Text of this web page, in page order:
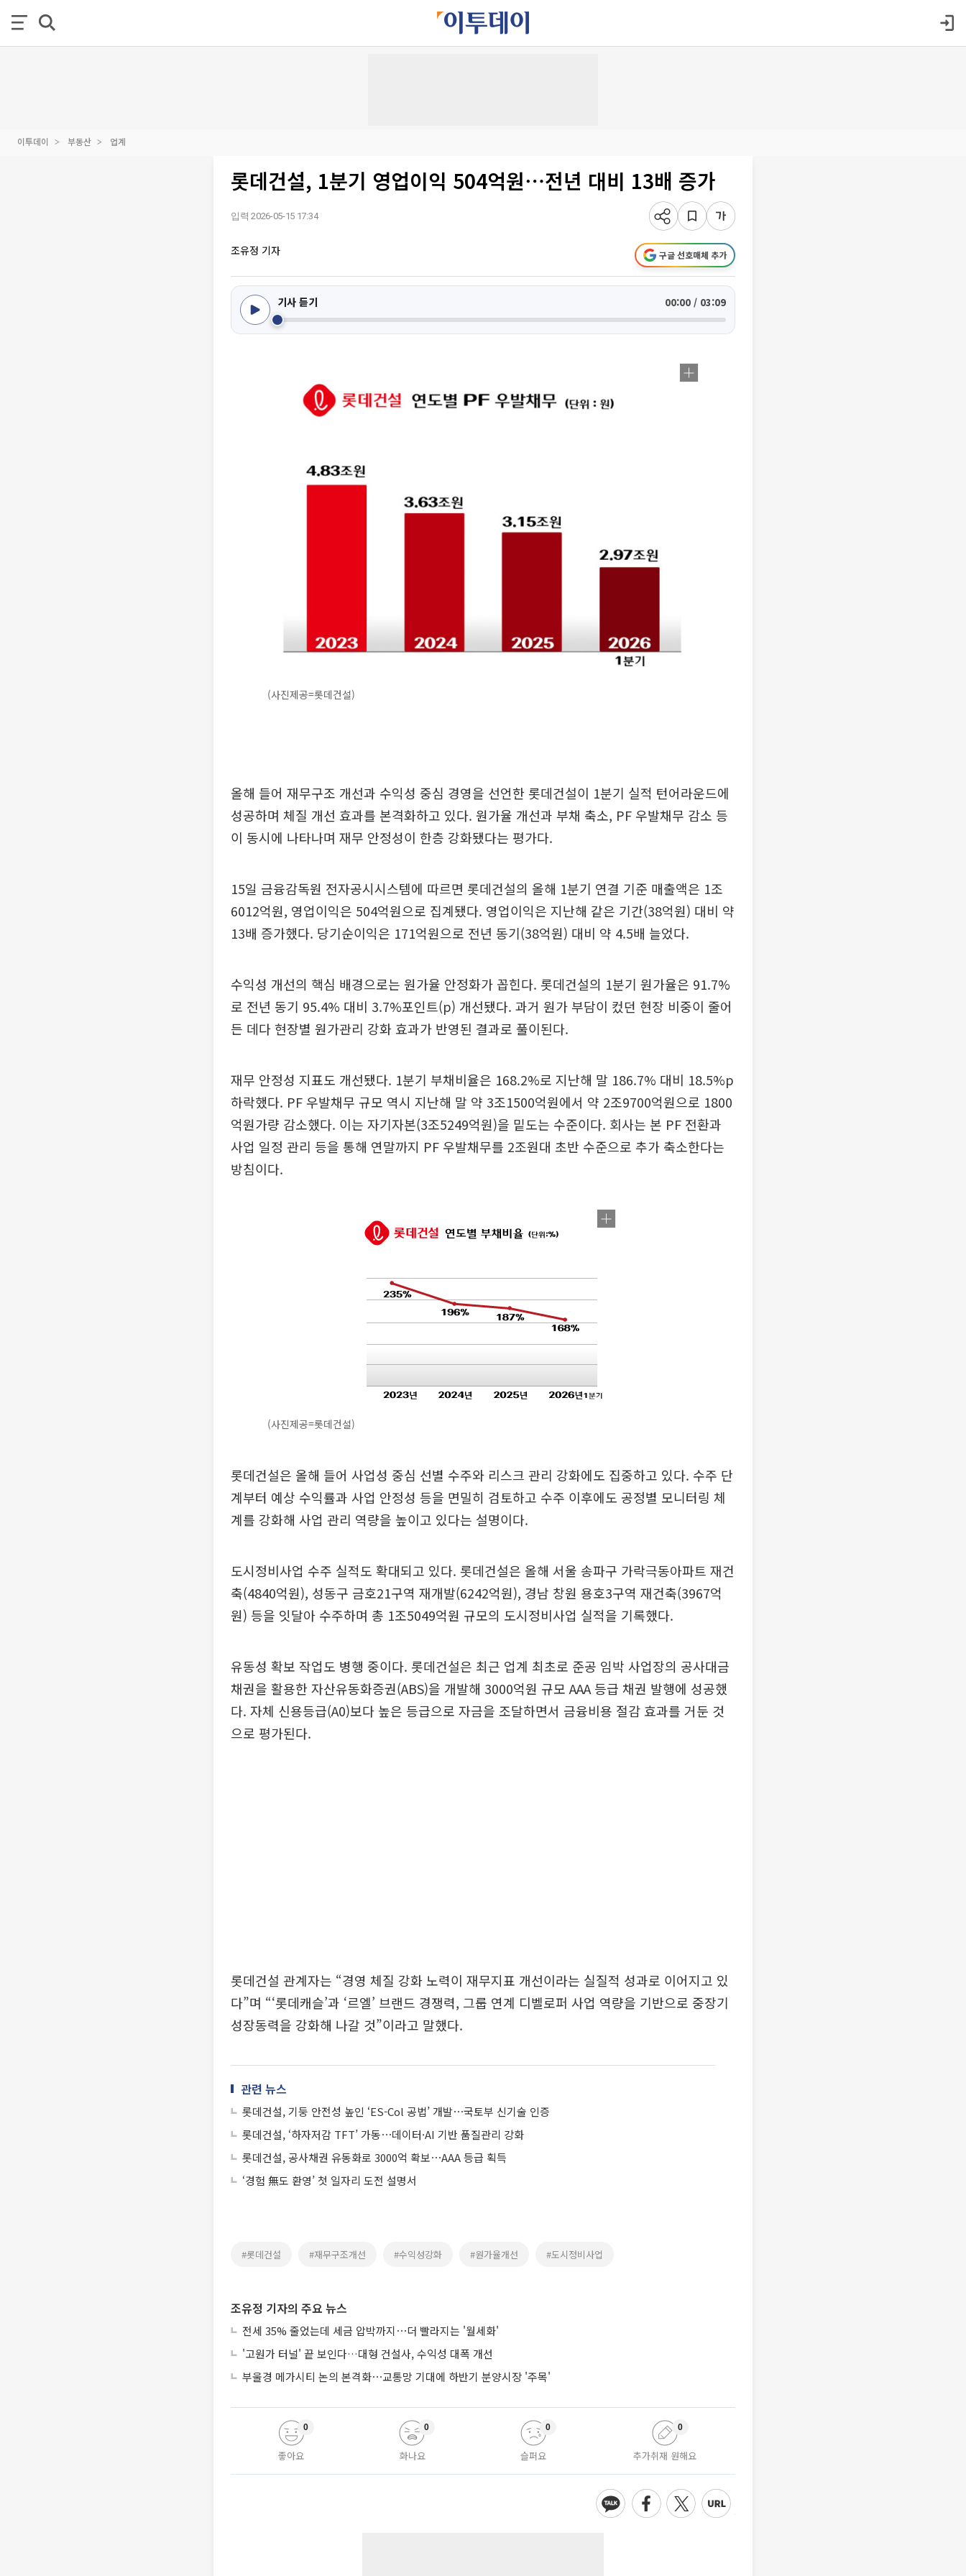
이투데이 부동산 업계
롯데건설, 1분기 영업이익 504억원⋯전년 대비 13배 증가
입력 2026-05-15 17:34
조유정 기자 구글 선호매체 추가
기사 듣기 00:00 / 03:09
(사진제공=롯데건설)
올해 들어 재무구조 개선과 수익성 중심 경영을 선언한 롯데건설이 1분기 실적 턴어라운드에
성공하며 체질 개선 효과를 본격화하고 있다. 원가율 개선과 부채 축소, PF 우발채무 감소 등
이 동시에 나타나며 재무 안정성이 한층 강화됐다는 평가다.
15일 금융감독원 전자공시시스템에 따르면 롯데건설의 올해 1분기 연결 기준 매출액은 1조
6012억원, 영업이익은 504억원으로 집계됐다. 영업이익은 지난해 같은 기간(38억원) 대비 약
13배 증가했다. 당기순이익은 171억원으로 전년 동기(38억원) 대비 약 4.5배 늘었다.
수익성 개선의 핵심 배경으로는 원가율 안정화가 꼽힌다. 롯데건설의 1분기 원가율은 91.7%
로 전년 동기 95.4% 대비 3.7%포인트(p) 개선됐다. 과거 원가 부담이 컸던 현장 비중이 줄어
든 데다 현장별 원가관리 강화 효과가 반영된 결과로 풀이된다.
재무 안정성 지표도 개선됐다. 1분기 부채비율은 168.2%로 지난해 말 186.7% 대비 18.5%p
하락했다. PF 우발채무 규모 역시 지난해 말 약 3조1500억원에서 약 2조9700억원으로 1800
억원가량 감소했다. 이는 자기자본(3조5249억원)을 밑도는 수준이다. 회사는 본 PF 전환과
사업 일정 관리 등을 통해 연말까지 PF 우발채무를 2조원대 초반 수준으로 추가 축소한다는
방침이다.
(사진제공=롯데건설)
롯데건설은 올해 들어 사업성 중심 선별 수주와 리스크 관리 강화에도 집중하고 있다. 수주 단
계부터 예상 수익률과 사업 안정성 등을 면밀히 검토하고 수주 이후에도 공정별 모니터링 체
계를 강화해 사업 관리 역량을 높이고 있다는 설명이다.
도시정비사업 수주 실적도 확대되고 있다. 롯데건설은 올해 서울 송파구 가락극동아파트 재건
축(4840억원), 성동구 금호21구역 재개발(6242억원), 경남 창원 용호3구역 재건축(3967억
원) 등을 잇달아 수주하며 총 1조5049억원 규모의 도시정비사업 실적을 기록했다.
유동성 확보 작업도 병행 중이다. 롯데건설은 최근 업계 최초로 준공 임박 사업장의 공사대금
채권을 활용한 자산유동화증권(ABS)을 개발해 3000억원 규모 AAA 등급 채권 발행에 성공했
다. 자체 신용등급(A0)보다 높은 등급으로 자금을 조달하면서 금융비용 절감 효과를 거둔 것
으로 평가된다.
롯데건설 관계자는 “경영 체질 강화 노력이 재무지표 개선이라는 실질적 성과로 이어지고 있
다”며 “‘롯데캐슬’과 ‘르엘’ 브랜드 경쟁력, 그룹 연계 디벨로퍼 사업 역량을 기반으로 중장기
성장동력을 강화해 나갈 것”이라고 말했다.
관련 뉴스
롯데건설, 기둥 안전성 높인 ‘ES-Col 공법’ 개발⋯국토부 신기술 인증
롯데건설, ‘하자저감 TFT’ 가동⋯데이터·AI 기반 품질관리 강화
롯데건설, 공사채권 유동화로 3000억 확보⋯AAA 등급 획득
‘경험 無도 환영’ 첫 일자리 도전 설명서
#롯데건설 #재무구조개선 #수익성강화 #원가율개선 #도시정비사업
조유정 기자의 주요 뉴스
전세 35% 줄었는데 세금 압박까지⋯더 빨라지는 '월세화'
'고원가 터널' 끝 보인다…대형 건설사, 수익성 대폭 개선
부울경 메가시티 논의 본격화⋯교통망 기대에 하반기 분양시장 '주목'
좋아요
0
화나요
0
슬퍼요
0
추가취재 원해요
0